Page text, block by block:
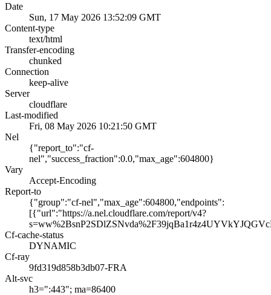
Date
Sun, 17 May 2026 13:52:09 GMT
Content-type
text/html
Transfer-encoding
chunked
Connection
keep-alive
Server
cloudflare
Last-modified
Fri, 08 May 2026 10:21:50 GMT
Nel
{"report_to":"cf-
nel","success_fraction":0.0,"max_age":604800}
Vary
Accept-Encoding
Report-to
{"group":"cf-nel","max_age":604800,"endpoints":
[{"url":"https://a.nel.cloudflare.com/report/v4?
Cf-cache-status
DYNAMIC
Cf-ray
9fd319d858b3db07-FRA
Alt-svc
h3=":443"; ma=86400